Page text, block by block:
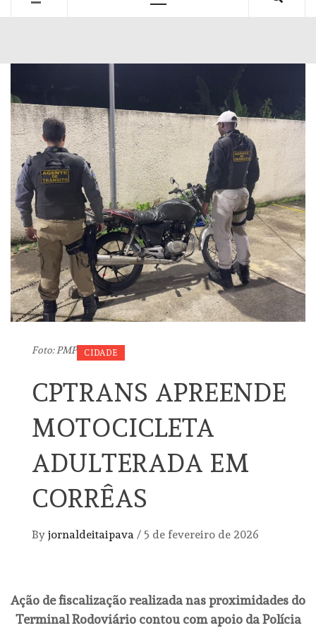
Foto: PMP CIDADE
CPTRANS APREENDE
MOTOCICLETA
ADULTERADA EM
CORRÊAS
By jornaldeitaipava / 5 de fevereiro de 2026
Ação de fiscalização realizada nas proximidades do
Terminal Rodoviário contou com apoio da Polícia